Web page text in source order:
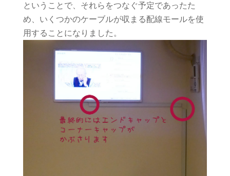
ということで、それらをつなぐ予定であったた
め、いくつかのケーブルが収まる配線モールを使
用することになりました。